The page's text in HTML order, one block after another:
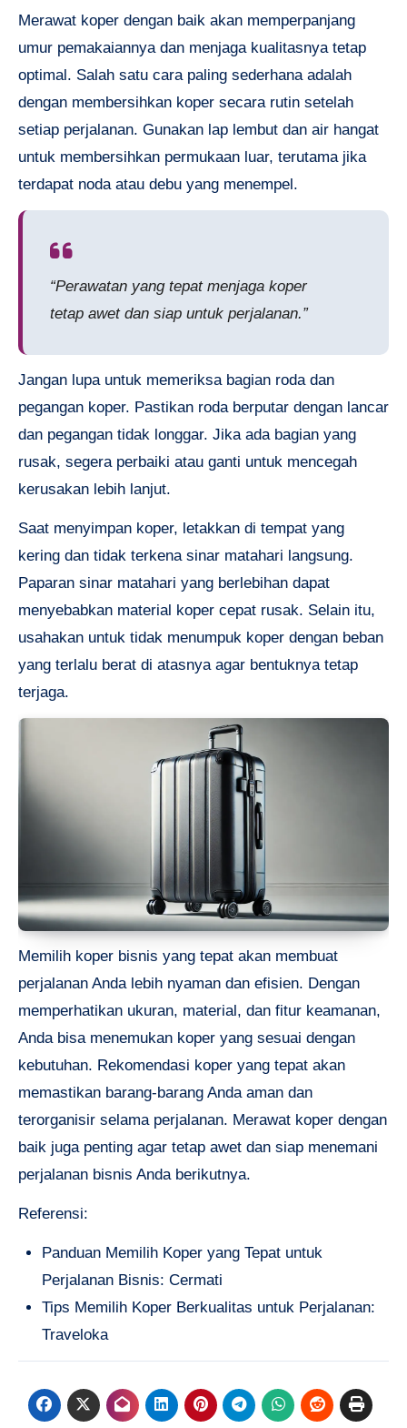
Merawat koper dengan baik akan memperpanjang
umur pemakaiannya dan menjaga kualitasnya tetap
optimal. Salah satu cara paling sederhana adalah
dengan membersihkan koper secara rutin setelah
setiap perjalanan. Gunakan lap lembut dan air hangat
untuk membersihkan permukaan luar, terutama jika
terdapat noda atau debu yang menempel.
“Perawatan yang tepat menjaga koper
tetap awet dan siap untuk perjalanan.”
Jangan lupa untuk memeriksa bagian roda dan
pegangan koper. Pastikan roda berputar dengan lancar
dan pegangan tidak longgar. Jika ada bagian yang
rusak, segera perbaiki atau ganti untuk mencegah
kerusakan lebih lanjut.
Saat menyimpan koper, letakkan di tempat yang
kering dan tidak terkena sinar matahari langsung.
Paparan sinar matahari yang berlebihan dapat
menyebabkan material koper cepat rusak. Selain itu,
usahakan untuk tidak menumpuk koper dengan beban
yang terlalu berat di atasnya agar bentuknya tetap
terjaga.
Memilih koper bisnis yang tepat akan membuat
perjalanan Anda lebih nyaman dan efisien. Dengan
memperhatikan ukuran, material, dan fitur keamanan,
Anda bisa menemukan koper yang sesuai dengan
kebutuhan. Rekomendasi koper yang tepat akan
memastikan barang-barang Anda aman dan
terorganisir selama perjalanan. Merawat koper dengan
baik juga penting agar tetap awet dan siap menemani
perjalanan bisnis Anda berikutnya.
Referensi:
Panduan Memilih Koper yang Tepat untuk
Perjalanan Bisnis: Cermati
Tips Memilih Koper Berkualitas untuk Perjalanan:
Traveloka